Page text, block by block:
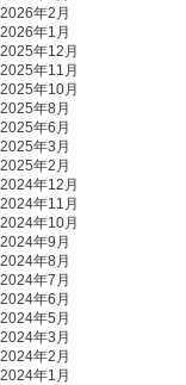
2026年2月
2026年1月
2025年12月
2025年11月
2025年10月
2025年8月
2025年6月
2025年3月
2025年2月
2024年12月
2024年11月
2024年10月
2024年9月
2024年8月
2024年7月
2024年6月
2024年5月
2024年3月
2024年2月
2024年1月